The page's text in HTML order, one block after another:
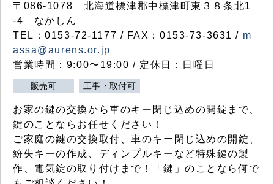
〒086-1078 北海道標津郡中標津町東３８条北1
-4 なかしん
TEL：0153-72-1177 / FAX：0153-73-3631 / m
assa@aurens.or.jp
営業時間：9:00〜19:00 / 定休日：日曜日
販売可 工事・取付可
お家の鍵の交換から車のキー閉じ込めの開錠まで、
鍵のことならお任せください！
ご家庭の鍵の交換取付、車のキー閉じ込めの開錠、
紛失キーの作成、ディンプルキーなど特殊鍵の製
作、電気錠の取り付けまで！「鍵」のことなら何で